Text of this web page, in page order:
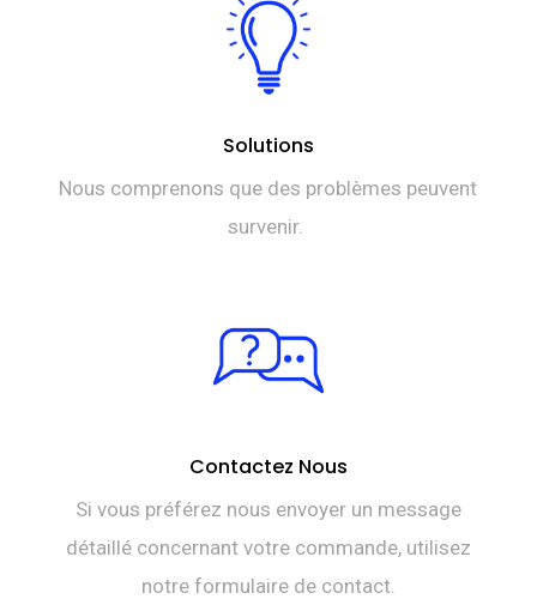
Solutions
Nous comprenons que des problèmes peuvent
survenir.
Contactez Nous
Si vous préférez nous envoyer un message
détaillé concernant votre commande, utilisez
notre formulaire de contact.